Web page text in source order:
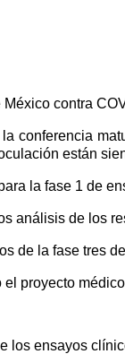
contra
conferencia
están
la fase 1 de
análisis de los
de la fase tres
el proyecto
los ensayos